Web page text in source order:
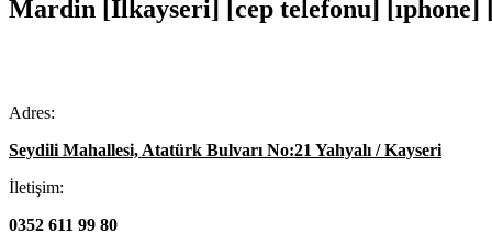
Mardin [İlkayseri] [cep telefonu] [ıphone]
Adres:
Seydili Mahallesi, Atatürk Bulvarı No:21 Yahyalı / Kayseri
İletişim:
0352 611 99 80